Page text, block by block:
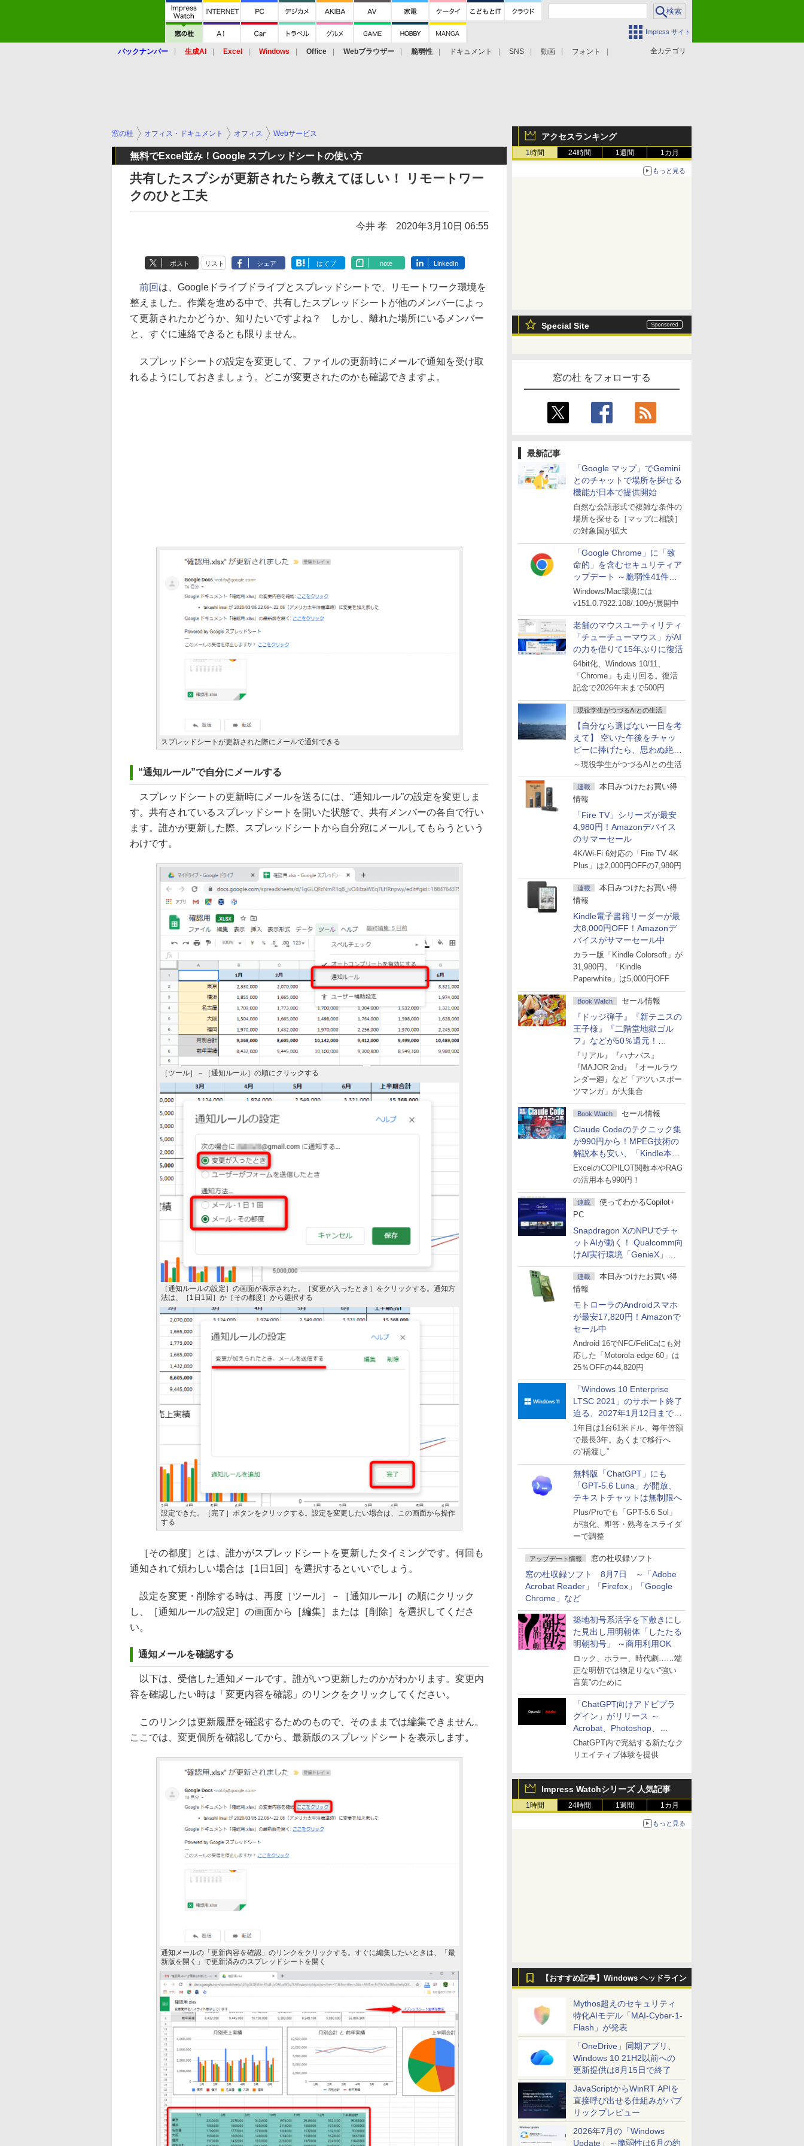
Impress サイト
全カテゴリ
バックナンバー 生成AI Excel Windows Office Webブラウザー 脆弱性 ドキュメント SNS 動画 フォント
アクセスランキング
1時間 24時間 1週間 1カ月
もっと見る
Special Site
窓の杜 をフォローする
最新記事
「Google マップ」でGemini
とのチャットで場所を探せる
機能が日本で提供開始
自然な会話形式で複雑な条件の
場所を探せる［マップに相談］
の対象国が拡大
「Google Chrome」に「致
命的」を含むセキュリティア
ップデート ～脆弱性41件に
対処
Windows/Mac環境には
v151.0.7922.108/.109が展開中
老舗のマウスユーティリティ
「チューチューマウス」がAI
の力を借りて15年ぶりに復活
64bit化、Windows 10/11、
「Chrome」も走り回る。復活
記念で2026年末まで500円
現役学生がつづるAIとの生活
【自分なら選ばない一日を考
えて】 空いた午後をチャッ
ピーに捧げたら、思わぬ絶景
に出会った話
～現役学生がつづるAIとの生活
連載
本日みつけたお買い得
情報
「Fire TV」シリーズが最安
4,980円！Amazonデバイス
のサマーセール
4K/Wi-Fi 6対応の「Fire TV 4K
Plus」は2,000円OFFの7,980円
連載
本日みつけたお買い得
情報
Kindle電子書籍リーダーが最
大8,000円OFF！Amazonデ
バイスがサマーセール中
カラー版「Kindle Colorsoft」が
31,980円。「Kindle
Paperwhite」は5,000円OFF
Book Watch セール情報
『ドッジ弾子』『新テニスの
王子様』『二階堂地獄ゴル
フ』などが50％還元！
Amazonマンガ週末セール
『リアル』『ハナバス』
『MAJOR 2nd』『オールラウ
ンダー廻』など「アツいスポー
ツマンガ」が大集合
Book Watch セール情報
Claude Codeのテクニック集
が990円から！MPEG技術の
解説本も安い、「Kindle本サ
マーセール」第2弾開始！
ExcelのCOPILOT関数本やRAG
の活用本も990円！
連載
使ってわかるCopilot+
PC
Snapdragon XのNPUでチャ
ットAIが動く！ Qualcomm向
けAI実行環境「GenieX」を
試してみた
連載
本日みつけたお買い得
情報
モトローラのAndroidスマホ
が最安17,820円！Amazonで
セール中
Android 16でNFC/FeliCaにも対
応した「Motorola edge 60」は
25％OFFの44,820円
「Windows 10 Enterprise
LTSC 2021」のサポート終了
迫る、2027年1月12日まで
～ESUは9月1日から販売
1年目は1台61米ドル、毎年倍額
で最長3年。あくまで移行へ
の“橋渡し”
無料版「ChatGPT」にも
「GPT-5.6 Luna」が開放、
テキストチャットは無制限へ
Plus/Proでも「GPT-5.6 Sol」
が強化、即答・熟考をスライダ
ーで調整
アップデート情報 窓の杜収録ソフト
窓の杜収録ソフト 8月7日 ～「Adobe
Acrobat Reader」「Firefox」「Google
Chrome」など
築地初号系活字を下敷きにし
た見出し用明朝体「したたる
明朝初号」 ～商用利用OK
ロック、ホラー、時代劇……端
正な明朝では物足りない“強い
言葉”のために
「ChatGPT向けアドビプラ
グイン」がリリース ～
Acrobat、Photoshop、
Premiereなどの機能を1つの
プラグインに統合
ChatGPT内で完結する新たなク
リエイティブ体験を提供
Impress Watchシリーズ 人気記事
1時間 24時間 1週間 1カ月
もっと見る
【おすすめ記事】Windows ヘッドライン
Mythos超えのセキュリティ
特化AIモデル「MAI-Cyber-1-
Flash」が発表
「OneDrive」同期アプリ、
Windows 10 21H2以前への
更新提供は8月15日で終了
JavaScriptからWinRT APIを
直接呼び出せる仕組みがパブ
リックプレビュー
2026年7月の「Windows
Update」～脆弱性は6月の約
窓の杜 オフィス・ドキュメント オフィス Webサービス
無料でExcel並み！Google スプレッドシートの使い方
共有したスプシが更新されたら教えてほしい！ リモートワー
クのひと工夫
今井 孝 2020年3月10日 06:55
ポスト リスト シェア はてブ note LinkedIn
前回 は、Googleドライブドライブとスプレッドシートで、リモートワーク環境を
整えました。作業を進める中で、共有したスプレッドシートが他のメンバーによっ
て更新されたかどうか、知りたいですよね？ しかし、離れた場所にいるメンバー
と、すぐに連絡できるとも限りません。
スプレッドシートの設定を変更して、ファイルの更新時にメールで通知を受け取
れるようにしておきましょう。どこが変更されたのかも確認できますよ。
スプレッドシートが更新された際にメールで通知できる
“通知ルール”で自分にメールする
スプレッドシートの更新時にメールを送るには、“通知ルール”の設定を変更しま
す。共有されているスプレッドシートを開いた状態で、共有メンバーの各自で行い
ます。誰かが更新した際、スプレッドシートから自分宛にメールしてもらうという
わけです。
［ツール］－［通知ルール］の順にクリックする
［通知ルールの設定］の画面が表示された。［変更が入ったとき］をクリックする。通知方
法は、［1日1回］か［その都度］から選択する
設定できた。［完了］ボタンをクリックする。設定を変更したい場合は、この画面から操作
する
［その都度］とは、誰かがスプレッドシートを更新したタイミングです。何回も
通知されて煩わしい場合は［1日1回］を選択するといいでしょう。
設定を変更・削除する時は、再度［ツール］－［通知ルール］の順にクリック
し、［通知ルールの設定］の画面から［編集］または［削除］を選択してくださ
い。
通知メールを確認する
以下は、受信した通知メールです。誰がいつ更新したのかがわかります。変更内
容を確認したい時は「変更内容を確認」のリンクをクリックしてください。
このリンクは更新履歴を確認するためのもので、そのままでは編集できません。
ここでは、変更個所を確認してから、最新版のスプレッドシートを表示します。
通知メールの「更新内容を確認」のリンクをクリックする。すぐに編集したいときは、「最
新版を開く」で更新済みのスプレッドシートを開く